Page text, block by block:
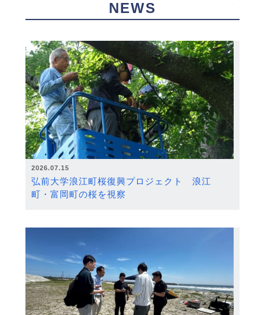
NEWS
2026.07.15
弘前大学浪江町桜復興プロジェクト 浪江
町・富岡町の桜を視察